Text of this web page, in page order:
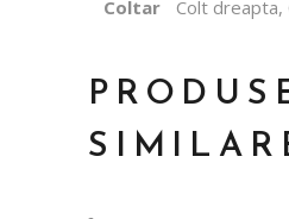
Coltar Colt dreapta,